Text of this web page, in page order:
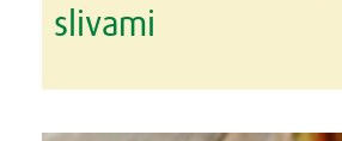
slivami